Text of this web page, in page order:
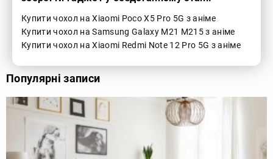
Купити чохол на Xiaomi Poco X5 Pro 5G з аніме
Купити чохол на Samsung Galaxy M21 M215 з аніме
Купити чохол на Xiaomi Redmi Note 12 Pro 5G з аніме
Популярні записи